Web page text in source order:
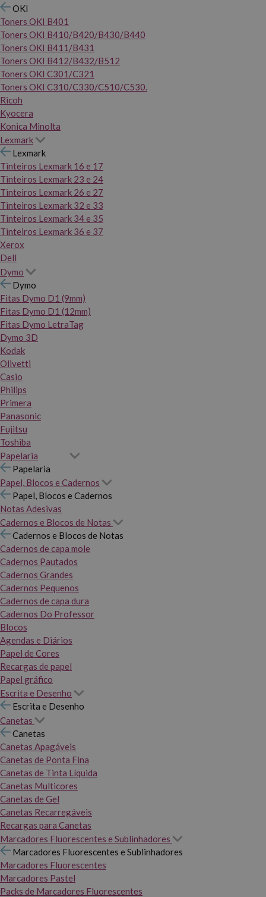
OKI
Toners OKI B401
Toners OKI B410/B420/B430/B440
Toners OKI B411/B431
Toners OKI B412/B432/B512
Toners OKI C301/C321
Toners OKI C310/C330/C510/C530.
Ricoh
Kyocera
Konica Minolta
Lexmark
Lexmark
Tinteiros Lexmark 16 e 17
Tinteiros Lexmark 23 e 24
Tinteiros Lexmark 26 e 27
Tinteiros Lexmark 32 e 33
Tinteiros Lexmark 34 e 35
Tinteiros Lexmark 36 e 37
Xerox
Dell
Dymo
Dymo
Fitas Dymo D1 (9mm)
Fitas Dymo D1 (12mm)
Fitas Dymo LetraTag
Dymo 3D
Kodak
Olivetti
Casio
Philips
Primera
Panasonic
Fujitsu
Toshiba
Papelaria
Papelaria
Papel, Blocos e Cadernos
Papel, Blocos e Cadernos
Notas Adesivas
Cadernos e Blocos de Notas
Cadernos e Blocos de Notas
Cadernos de capa mole
Cadernos Pautados
Cadernos Grandes
Cadernos Pequenos
Cadernos de capa dura
Cadernos Do Professor
Blocos
Agendas e Diários
Papel de Cores
Recargas de papel
Papel gráfico
Escrita e Desenho
Escrita e Desenho
Canetas
Canetas
Canetas Apagáveis
Canetas de Ponta Fina
Canetas de Tinta Líquida
Canetas Multicores
Canetas de Gel
Canetas Recarregáveis
Recargas para Canetas
Marcadores Fluorescentes e Sublinhadores
Marcadores Fluorescentes e Sublinhadores
Marcadores Fluorescentes
Marcadores Pastel
Packs de Marcadores Fluorescentes